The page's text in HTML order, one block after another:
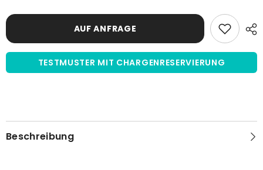
Herkunft
|
filtriert
Herkunft
|
steril
filtriert
AUF ANFRAGE
TESTMUSTER MIT CHARGENRESERVIERUNG
Beschreibung